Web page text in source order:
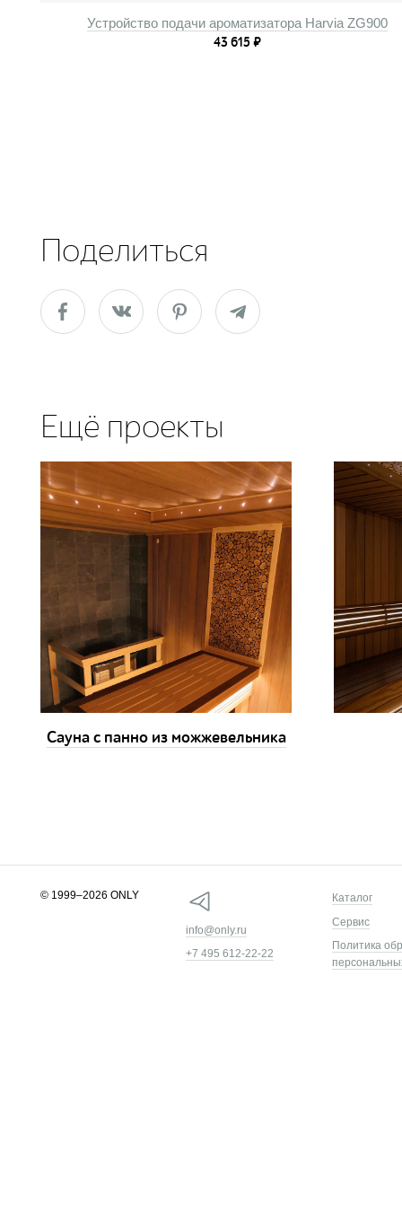
Устройство подачи ароматизатора Harvia ZG900
43 615₽
Поделиться
Ещё проекты
Сауна с панно из можжевельника
© 1999–2026 ONLY
info@only.ru
+7 495 612-22-22
Каталог
Сервис
Политика